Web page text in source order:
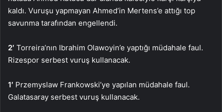
kaldı. Vuruşu yapmayan Ahmed’in Mertens’e attığı top
savunma tarafından engellendi.
2′ Torreira’nın Ibrahim Olawoyin’e yaptığı müdahale faul.
Rizespor serbest vuruş kullanacak.
1′ Przemyslaw Frankowski’ye yapılan müdahale faul.
Galatasaray serbest vuruş kullanacak.